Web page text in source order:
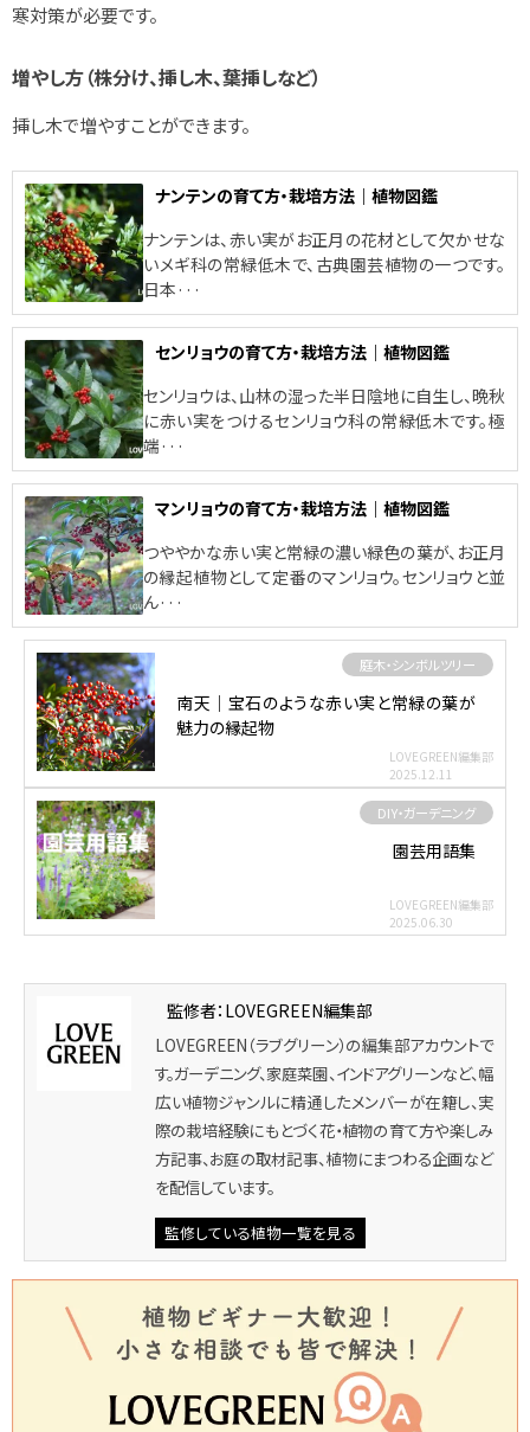
寒対策が必要です。
増やし方（株分け、挿し木、葉挿しなど）
挿し木で増やすことができます。
ナンテンの育て方・栽培方法｜植物図鑑
ナンテンは、赤い実がお正月の花材として欠かせな
いメギ科の常緑低木で、古典園芸植物の一つです。
日本···
センリョウの育て方・栽培方法｜植物図鑑
センリョウは、山林の湿った半日陰地に自生し、晩秋
に赤い実をつけるセンリョウ科の常緑低木です。極
端···
マンリョウの育て方・栽培方法｜植物図鑑
つややかな赤い実と常緑の濃い緑色の葉が、お正月
の縁起植物として定番のマンリョウ。センリョウと並
ん···
庭木・シンボルツリー
南天｜宝石のような赤い実と常緑の葉が
魅力の縁起物
LOVEGREEN編集部
2025.12.11
DIY・ガーデニング
園芸用語集
LOVEGREEN編集部
2025.06.30
監修者：LOVEGREEN編集部
LOVEGREEN（ラブグリーン）の編集部アカウントで
す。ガーデニング、家庭菜園、インドアグリーンなど、幅
広い植物ジャンルに精通したメンバーが在籍し、実
際の栽培経験にもとづく花・植物の育て方や楽しみ
方記事、お庭の取材記事、植物にまつわる企画など
を配信しています。
監修している植物一覧を見る